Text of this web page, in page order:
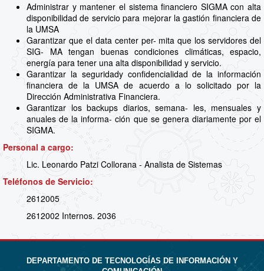
Administrar y mantener el sistema financiero SIGMA con alta
disponibilidad de servicio para mejorar la gastión financiera de
la UMSA
Garantizar que el data center per- mita que los servidores del
SIG- MA tengan buenas condiciones climáticas, espacio,
energía para tener una alta disponibilidad y servicio.
Garantizar la seguridady confidencialidad de la información
financiera de la UMSA de acuerdo a lo solicitado por la
Dirección Administrativa Financiera.
Garantizar los backups diarios, semana- les, mensuales y
anuales de la informa- ción que se genera diariamente por el
SIGMA.
Personal a cargo:
Lic. Leonardo Patzi Collorana - Analista de Sistemas
Teléfonos de Servicio:
2612005
2612002 Internos. 2036
DEPARTAMENTO DE TECNOLOGÍAS DE INFORMACIÓN Y